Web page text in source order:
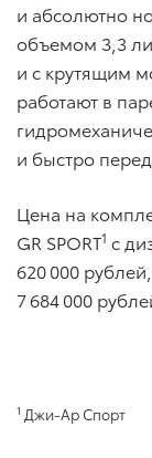
и абсолютно
объемом 3,3
и с крутящим
работают в
и быстро
Цена на
GR SPORT1 с
620 000
7 684 000
1 Джи-Ар Спорт